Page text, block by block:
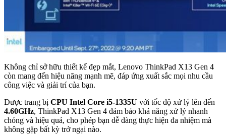
Không chỉ sở hữu thiết kế đẹp mắt, Lenovo ThinkPad X13 Gen 4
còn mang đến hiệu năng mạnh mẽ, đáp ứng xuất sắc mọi nhu cầu
công việc và giải trí của bạn.
Được trang bị CPU Intel Core i5-1335U với tốc độ xử lý lên đến
4.60GHz, ThinkPad X13 Gen 4 đảm bảo khả năng xử lý nhanh
chóng và hiệu quả, cho phép bạn dễ dàng thực hiện đa nhiệm mà
không gặp bất kỳ trở ngại nào.